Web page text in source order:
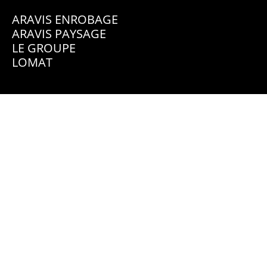
ARAVIS ENROBAGE
ARAVIS PAYSAGE
LE GROUPE
LOMAT